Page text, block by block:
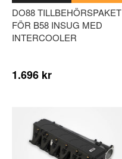
DO88 TILLBEHÖRSPAKET
FÖR B58 INSUG MED
INTERCOOLER
1.696 kr